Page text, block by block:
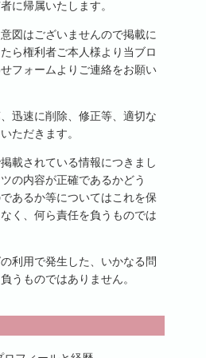
に帰属いたします。
図はございませんので掲載に
ら権利者ご本人様より当ブロ
フォームよりご連絡をお願い
迅速に削除、修正等、適切な
ただきます。
載されている情報につきまし
の内容が正確であるかどう
あるか等についてはこれを保
く、何ら責任を負うものでは
利用で発生した、いかなる問
うものではありません。